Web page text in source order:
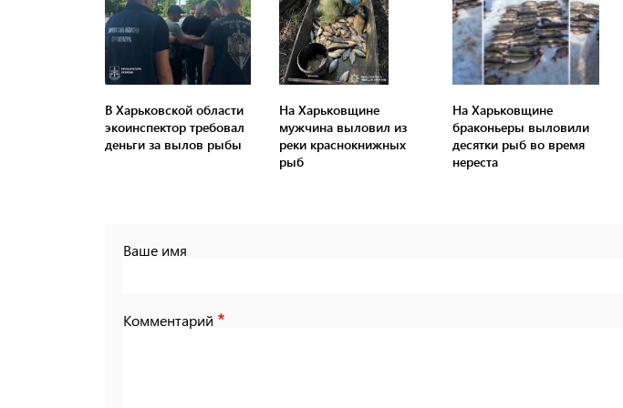
В Харьковской области
экоинспектор требовал
деньги за вылов рыбы
На Харьковщине
мужчина выловил из
реки краснокнижных
рыб
На Харьковщине
браконьеры выловили
десятки рыб во время
нереста
Ваше имя
Комментарий